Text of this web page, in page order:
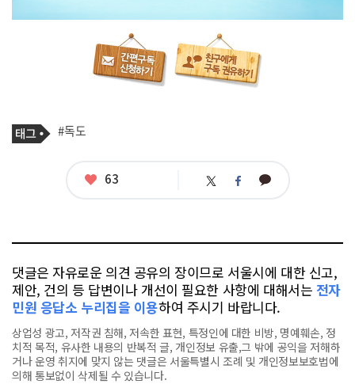
기
사
태
그
#독도
좋
63 트 페 카
댓글은 자유로운 의견 공유의 장이므로 서울시에 대한 신고,
제안, 건의 등 답변이나 개선이 필요한 사항에 대해서는 전자
민원 응답소 누리집을 이용하여 주시기 바랍니다.
상업성 광고, 저작권 침해, 저속한 표현, 특정인에 대한 비방, 명예훼손, 정
치적 목적, 유사한 내용의 반복적 글, 개인정보 유출,그 밖에 공익을 저해하
거나 운영 취지에 맞지 않는 댓글은 서울특별시 조례 및 개인정보보호법에
의해 통보없이 삭제될 수 있습니다.